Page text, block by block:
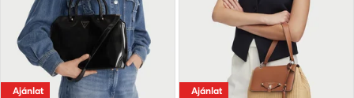
Ajánlat Ajánlat